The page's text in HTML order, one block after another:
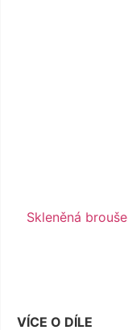
Skleněná
VÍCE O DÍLE